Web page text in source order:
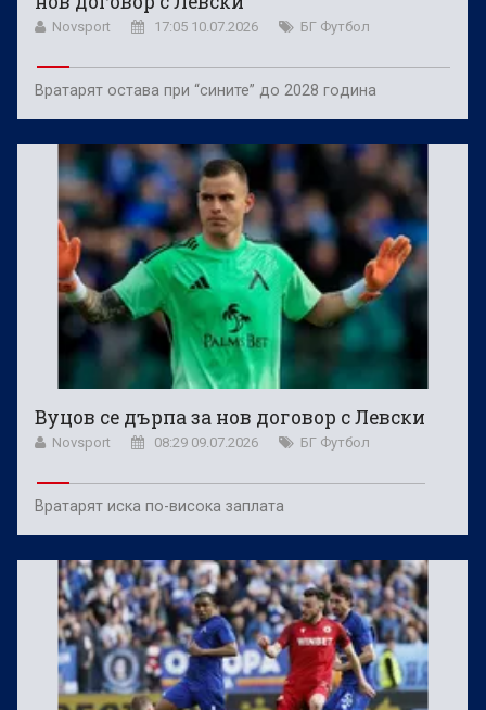
Novsport 17:05 10.07.2026 БГ Футбол
Вратарят остава при “сините” до 2028 година
Вуцов се дърпа за нов договор с Левски
Novsport 08:29 09.07.2026 БГ Футбол
Вратарят иска по-висока заплата